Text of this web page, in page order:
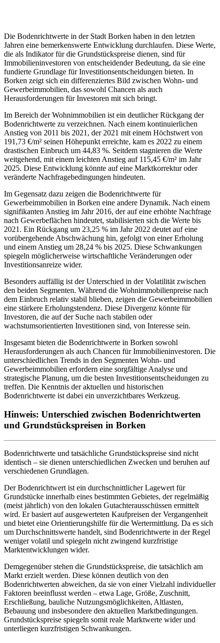
Die Bodenrichtwerte in der Stadt Borken haben in den letzten
Jahren eine bemerkenswerte Entwicklung durchlaufen. Diese Werte,
die als Indikator für die Grundstückspreise dienen, sind für
Immobilieninvestoren von entscheidender Bedeutung, da sie eine
fundierte Grundlage für Investitionsentscheidungen bieten. In
Borken zeigt sich ein differenziertes Bild zwischen Wohn- und
Gewerbeimmobilien, das sowohl Chancen als auch
Herausforderungen für Investoren mit sich bringt.
Im Bereich der Wohnimmobilien ist ein deutlicher Rückgang der
Bodenrichtwerte zu verzeichnen. Nach einem kontinuierlichen
Anstieg von 2011 bis 2021, der 2021 mit einem Höchstwert von
191,73 €/m² seinen Höhepunkt erreichte, kam es 2022 zu einem
drastischen Einbruch um 44,83 %. Seitdem stagnieren die Werte
weitgehend, mit einem leichten Anstieg auf 115,45 €/m² im Jahr
2025. Diese Entwicklung könnte auf eine Marktkorrektur oder
veränderte Nachfragebedingungen hindeuten.
Im Gegensatz dazu zeigen die Bodenrichtwerte für
Gewerbeimmobilien in Borken eine andere Dynamik. Nach einem
signifikanten Anstieg im Jahr 2016, der auf eine erhöhte Nachfrage
nach Gewerbeflächen hindeutet, stabilisierten sich die Werte bis
2021. Ein Rückgang um 23,25 % im Jahr 2022 deutet auf eine
vorübergehende Abschwächung hin, gefolgt von einer Erholung
und einem Anstieg um 28,24 % bis 2025. Diese Schwankungen
spiegeln möglicherweise wirtschaftliche Veränderungen oder
Investitionsanreize wider.
Besonders auffällig ist der Unterschied in der Volatilität zwischen
den beiden Segmenten. Während die Wohnimmobilienpreise nach
dem Einbruch relativ stabil blieben, zeigen die Gewerbeimmobilien
eine stärkere Erholungstendenz. Diese Divergenz könnte für
Investoren, die auf der Suche nach stabilen oder
wachstumsorientierten Investitionen sind, von Interesse sein.
Insgesamt bieten die Bodenrichtwerte in Borken sowohl
Herausforderungen als auch Chancen für Immobilieninvestoren. Die
unterschiedlichen Trends in den Segmenten Wohn- und
Gewerbeimmobilien erfordern eine sorgfältige Analyse und
strategische Planung, um die besten Investitionsentscheidungen zu
treffen. Die Kenntnis der aktuellen und historischen
Bodenrichtwerte ist dabei ein unverzichtbares Werkzeug.
Hinweis: Unterschied zwischen Bodenrichtwerten
und Grundstückspreisen in Borken
Bodenrichtwerte und tatsächliche Grundstückspreise sind nicht
identisch – sie dienen unterschiedlichen Zwecken und beruhen auf
verschiedenen Grundlagen.
Der Bodenrichtwert ist ein durchschnittlicher Lagewert für
Grundstücke innerhalb eines bestimmten Gebietes, der regelmäßig
(meist jährlich) von den lokalen Gutachterausschüssen ermittelt
wird. Er basiert auf ausgewerteten Kaufpreisen der Vergangenheit
und bietet eine Orientierungshilfe für die Wertermittlung. Da es sich
um Durchschnittswerte handelt, sind Bodenrichtwerte in der Regel
weniger volatil und spiegeln nicht zwingend kurzfristige
Marktentwicklungen wider.
Demgegenüber stehen die Grundstückspreise, die tatsächlich am
Markt erzielt werden. Diese können deutlich von den
Bodenrichtwerten abweichen, da sie von einer Vielzahl individueller
Faktoren beeinflusst werden – etwa Lage, Größe, Zuschnitt,
Erschließung, bauliche Nutzungsmöglichkeiten, Altlasten,
Bebauung und insbesondere den aktuellen Marktbedingungen.
Grundstückspreise spiegeln somit reale Marktwerte wider und
unterliegen kurzfristigen Schwankungen.